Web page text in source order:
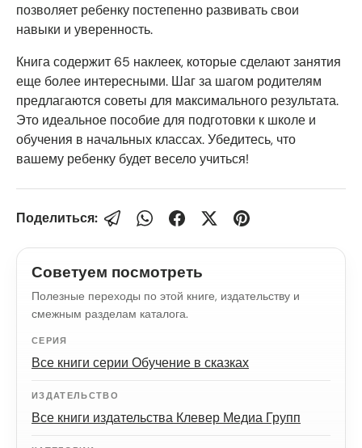
позволяет ребенку постепенно развивать свои
навыки и уверенность.
Книга содержит 65 наклеек, которые сделают занятия
еще более интересными. Шаг за шагом родителям
предлагаются советы для максимального результата.
Это идеальное пособие для подготовки к школе и
обучения в начальных классах. Убедитесь, что
вашему ребенку будет весело учиться!
Поделиться:
Советуем посмотреть
Полезные переходы по этой книге, издательству и
смежным разделам каталога.
СЕРИЯ
Все книги серии Обучение в сказках
ИЗДАТЕЛЬСТВО
Все книги издательства Клевер Медиа Групп